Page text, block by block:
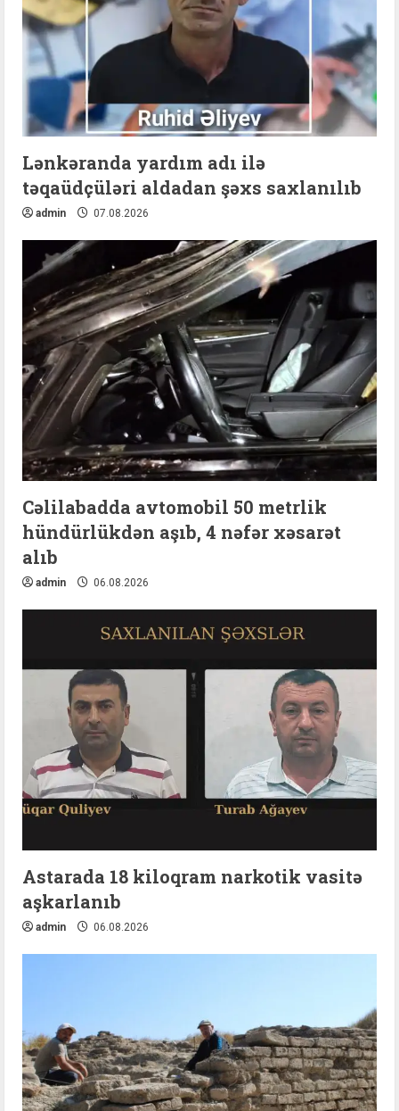
Lənkəranda yardım adı ilə
təqaüdçüləri aldadan şəxs saxlanılıb
admin 07.08.2026
Cəlilabadda avtomobil 50 metrlik
hündürlükdən aşıb, 4 nəfər xəsarət
alıb
admin 06.08.2026
Astarada 18 kiloqram narkotik vasitə
aşkarlanıb
admin 06.08.2026